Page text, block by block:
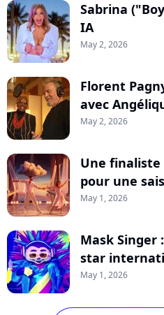
Sabrina
IA
May 2, 2026
Florent
avec
May 2, 2026
Une finaliste
pour une
May 1, 2026
Mask Singer
star
May 1, 2026